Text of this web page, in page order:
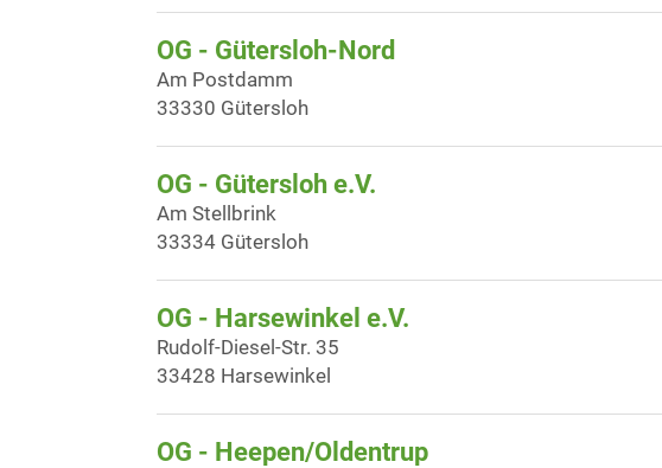
OG - Gütersloh-Nord
Am Postdamm
33330 Gütersloh
OG - Gütersloh e.V.
Am Stellbrink
33334 Gütersloh
OG - Harsewinkel e.V.
Rudolf-Diesel-Str. 35
33428 Harsewinkel
OG - Heepen/Oldentrup